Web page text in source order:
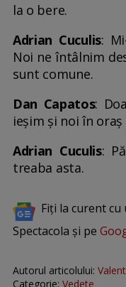
la o bere.
Adrian Cuculis:
Noi ne întâlnim
sunt comune.
Dan Capatos:
ieșim și noi în
Adrian Cuculis:
treaba asta.
Fiți la curent cu
Spectacola și pe
Autorul articolului:
Categorie: Vedete